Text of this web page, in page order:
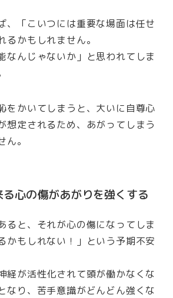
、「こいつには重要な場面は任せ
るかもしれません。
なんじゃないか」と思われてしま
をかいてしまうと、大いに自尊心
想定されるため、あがってしまう
。
心の傷があがりを強くする
ると、それが心の傷になってしま
かもしれない！」という予期不安
経が活性化されて頭が働かなくな
なり、苦手意識がどんどん強くな